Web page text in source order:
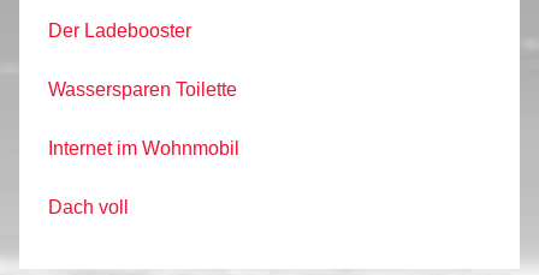
Der Ladebooster
Wassersparen Toilette
Internet im Wohnmobil
Dach voll